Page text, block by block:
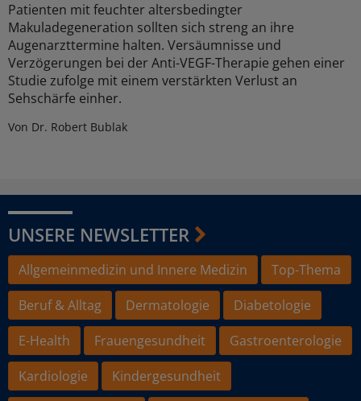
Patienten mit feuchter altersbedingter
Makuladegeneration sollten sich streng an ihre
Augenarzttermine halten. Versäumnisse und
Verzögerungen bei der Anti-VEGF-Therapie gehen einer
Studie zufolge mit einem verstärkten Verlust an
Sehschärfe einher.
Von Dr. Robert Bublak
UNSERE NEWSLETTER
Allgemeinmedizin und Innere Medizin
Top-Thema
Beruf & Alltag
Dermatologie
Diabetologie
E-Health
Frauengesundheit
Gastroenterologie
Kardiologie
Kindergesundheit